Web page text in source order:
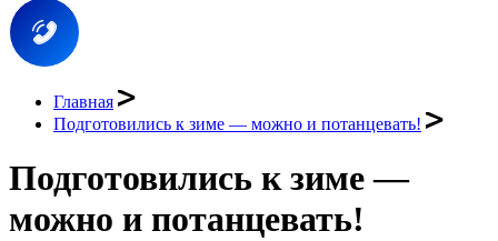
Главная
Подготовились к зиме — можно и потанцевать!
Подготовились к зиме —
можно и потанцевать!